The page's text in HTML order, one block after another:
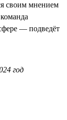
своим мнением
— подведёт
год